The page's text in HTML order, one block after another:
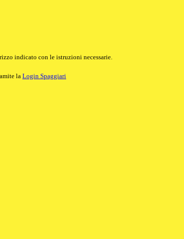
indicato con le istruzioni necessarie.
la Login Spaggiari